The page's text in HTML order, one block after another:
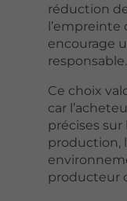
réduction
l’empreinte
encourage
responsable.
Ce choix
car
précises
production,
producteur